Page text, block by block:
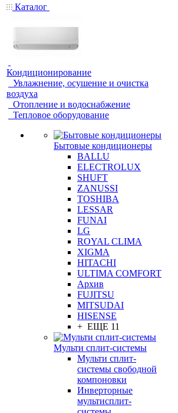
Каталог
Кондиционирование
Увлажнение, осушение и очистка
воздуха
Отопление и водоснабжение
Тепловое оборудование
Бытовые кондиционеры
BALLU
ELECTROLUX
SHUFT
ZANUSSI
TOSHIBA
LESSAR
FUNAI
LG
ROYAL CLIMA
XIGMA
HITACHI
ULTIMA COMFORT
Архив
FUJITSU
MITSUDAI
HISENSE
+ ЕЩЕ 11
Мульти сплит-системы
Мульти сплит-
системы свободной
компоновки
Инверторные
мультисплит-